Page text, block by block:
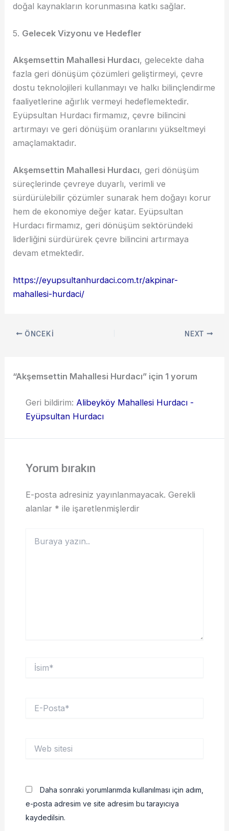
doğal kaynakların korunmasına katkı sağlar.
5. Gelecek Vizyonu ve Hedefler
Akşemsettin Mahallesi Hurdacı, gelecekte daha
fazla geri dönüşüm çözümleri geliştirmeyi, çevre
dostu teknolojileri kullanmayı ve halkı bilinçlendirme
faaliyetlerine ağırlık vermeyi hedeflemektedir.
Eyüpsultan Hurdacı firmamız, çevre bilincini
artırmayı ve geri dönüşüm oranlarını yükseltmeyi
amaçlamaktadır.
Akşemsettin Mahallesi Hurdacı, geri dönüşüm
süreçlerinde çevreye duyarlı, verimli ve
sürdürülebilir çözümler sunarak hem doğayı korur
hem de ekonomiye değer katar. Eyüpsultan
Hurdacı firmamız, geri dönüşüm sektöründeki
liderliğini sürdürürek çevre bilincini artırmaya
devam etmektedir.
https://eyupsultanhurdaci.com.tr/akpinar-
mahallesi-hurdaci/
ÖNCEKI NEXT
“Akşemsettin Mahallesi Hurdacı” için 1 yorum
Geri bildirim: Alibeyköy Mahallesi Hurdacı -
Eyüpsultan Hurdacı
Yorum bırakın
E-posta adresiniz yayınlanmayacak. Gerekli
alanlar * ile işaretlenmişlerdir
yazın..
İsim*
Posta*
sitesi
Daha sonraki yorumlarımda kullanılması için adım,
e-posta adresim ve site adresim bu tarayıcıya
kaydedilsin.